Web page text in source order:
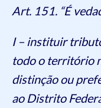
Art. 151. “É
I – instituir
todo o território
distinção ou
ao Distrito